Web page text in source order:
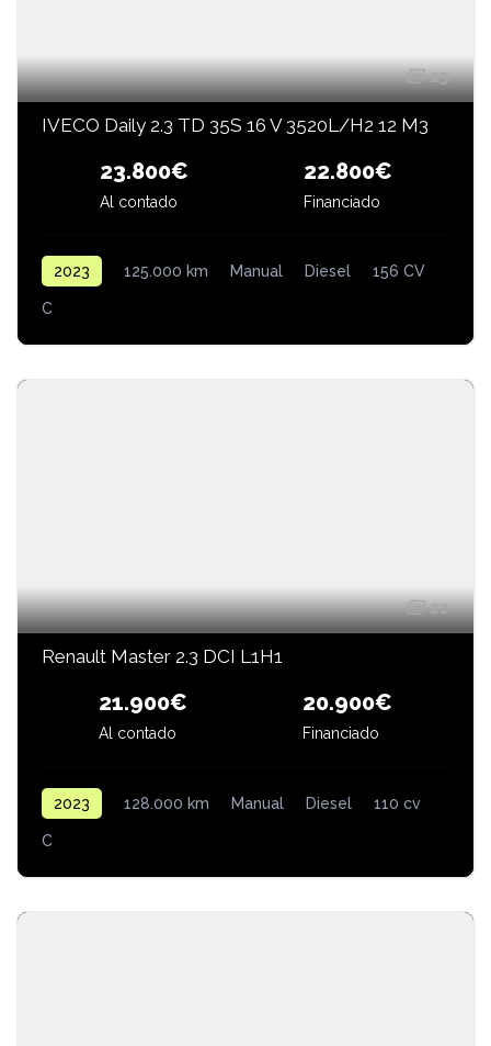
23
IVECO Daily 2.3 TD 35S 16 V 3520L/H2 12 M3
23.800€
Al contado
22.800€
Financiado
2023 125.000 km Manual Diesel 156 CV
C
22
Renault Master 2.3 DCI L1H1
21.900€
Al contado
20.900€
Financiado
2023 128.000 km Manual Diesel 110 cv
C